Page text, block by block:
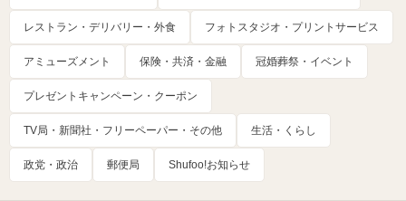
レストラン・デリバリー・外食 フォトスタジオ・プリントサービス
アミューズメント 保険・共済・金融 冠婚葬祭・イベント
プレゼントキャンペーン・クーポン
TV局・新聞社・フリーペーパー・その他 生活・くらし
政党・政治 郵便局 Shufoo!お知らせ